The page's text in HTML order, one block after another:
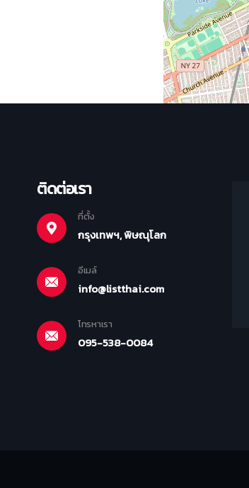
ติดต่อเรา
ที่ตั้ง
กรุงเทพฯ, พิษณุโลก
อีเมล์
info@listthai.com
โทรหาเรา
095-538-0084